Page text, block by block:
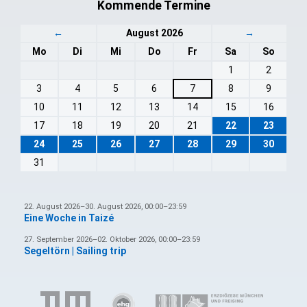
Kommende Termine
← August 2026
→
Mo
Di Mi Do Fr Sa
So
1
2
3
4 5 6 7 8
9
10
11 12 13 14 15
16
17
18 19 20 21 22
23
24
25 26 27 28 29
30
31
22. August 2026–30. August 2026, 00:00–23:59
Eine Woche in Taizé
27. September 2026–02. Oktober 2026, 00:00–23:59
Segeltörn | Sailing trip